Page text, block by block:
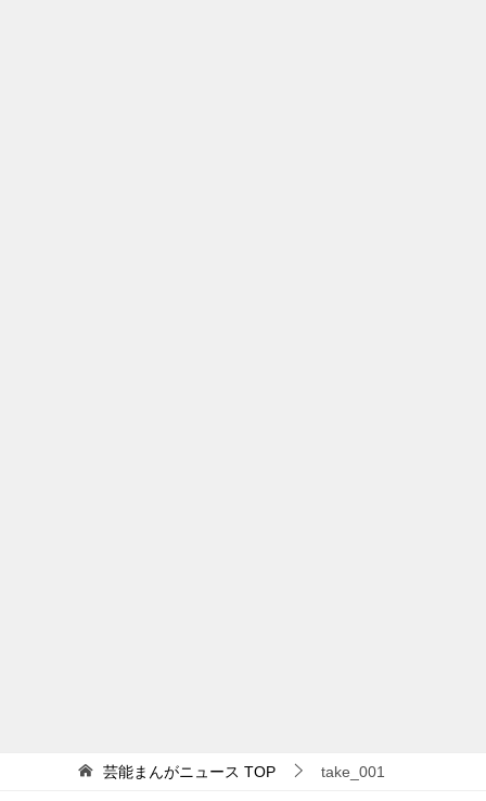
芸能まんがニュース TOP take_001